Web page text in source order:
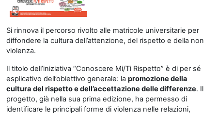
Si rinnova il percorso rivolto alle matricole universitarie per
diffondere la cultura dell’attenzione, del rispetto e della non
violenza.
Il titolo dell’iniziativa “Conoscere Mi/Ti Rispetto” è di per sé
esplicativo dell’obiettivo generale: la promozione della
cultura del rispetto e dell’accettazione delle differenze. Il
progetto, già nella sua prima edizione, ha permesso di
identificare le principali forme di violenza nelle relazioni,